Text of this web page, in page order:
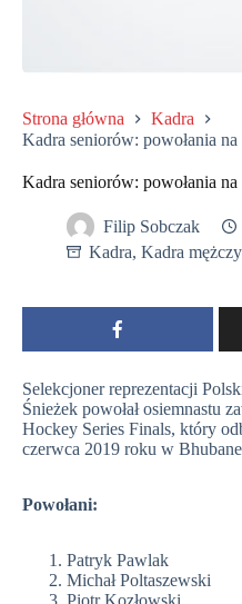
Strona główna
Kadra
Kadra seniorów: powołania
Kadra seniorów: powołania
Filip Sobczak
Kadra, Kadra
Selekcjoner reprezentacji
Śnieżek powołał osiemnastu
Hockey Series Finals, który
czerwca 2019 roku w
Powołani:
Patryk Pawlak
Michał Poltaszewski
Piotr Kozłowski